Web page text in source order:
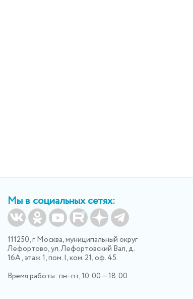
Мы в социальных сетях:
111250, г. Москва, муниципальный округ
Лефортово, ул. Лефортовский Вал, д.
16А, этаж 1, пом. I, ком. 21, оф. 45.
Время работы: пн–пт, 10:00 — 18:00